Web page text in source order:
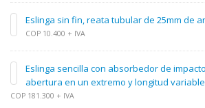
Eslinga sin fin, reata tubular de 25mm de
COP 10.400 + IVA
Eslinga sencilla con absorbedor de
abertura en un extremo y longitud variable
COP 181.300 + IVA